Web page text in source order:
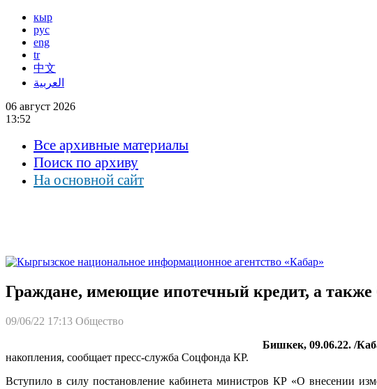
кыр
рус
eng
tr
中文
العربية
06 август 2026
13:52
Все архивные материалы
Поиск по архиву
На основной сайт
Граждане, имеющие ипотечный кредит, а также
09/06/22 17:13 Общество
Бишкек, 09.06.22. /
накопления, сообщает пресс-служба Соцфонда КР.
Вступило в силу постановление кабинета министров КР «О внесении